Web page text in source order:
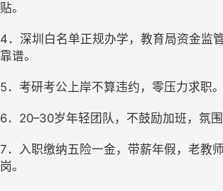
贴。
4．深圳白名单正规办学，教育局资金监
靠谱。
5．考研考公上岸不算违约，零压力求职。
6．20–30岁年轻团队，不鼓励加班，氛围
7．入职缴纳五险一金，带薪年假，老教
岗。